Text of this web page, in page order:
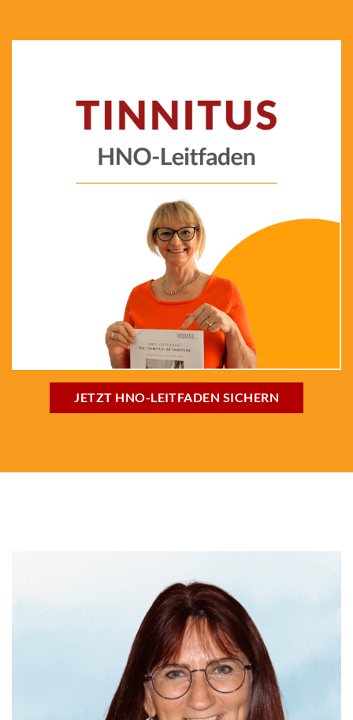
JETZT HNO-LEITFADEN SICHERN